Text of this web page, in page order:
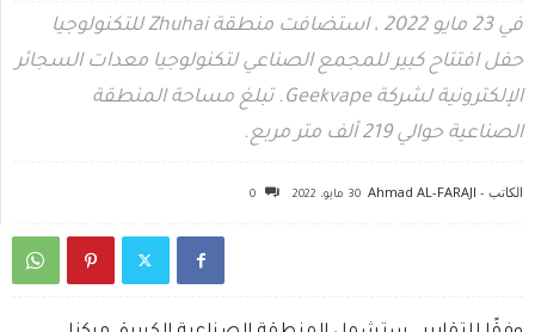
في 23 مايو 2022 ، استضافت منطقة Zhuhai للتكنولوجيا
حفل افتتاح كبير للمجمع الصناعي لتكنولوجيا معدات السجائر
الإلكترونية لشركة Geekvape. تبلغ مساحة المنطقة
الصناعية حوالي 219 ألف متر مربع.
الكاتب - Ahmad AL-FARAJI 30 مايو، 2022 0